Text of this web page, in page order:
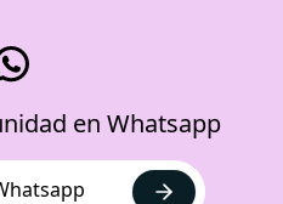
en Whatsapp